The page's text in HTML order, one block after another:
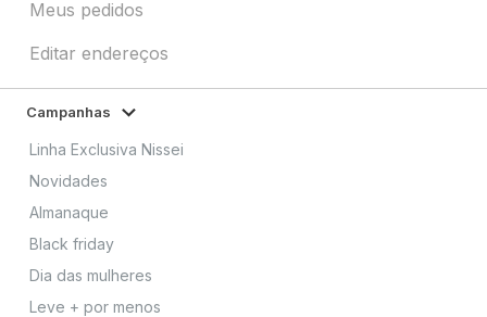
Meus pedidos
Editar endereços
Campanhas
Linha Exclusiva Nissei
Novidades
Almanaque
Black friday
Dia das mulheres
Leve + por menos